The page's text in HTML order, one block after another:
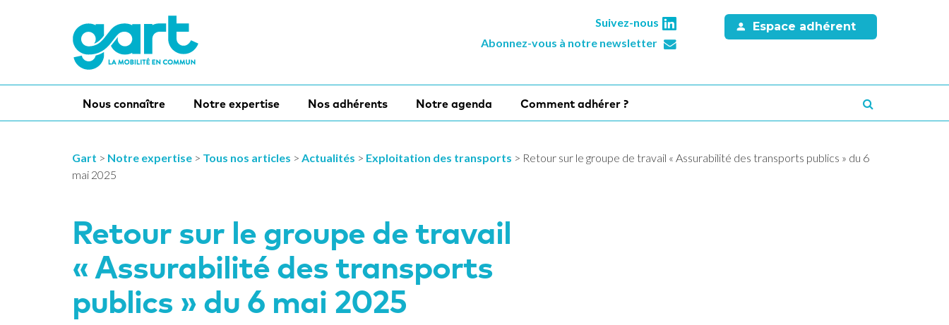
Suivez-nous
Abonnez-vous à notre newsletter
Espace adhérent
Nous connaître Notre expertise Nos adhérents Notre agenda Comment adhérer ?
Gart > Notre expertise > Tous nos articles > Actualités > Exploitation des transports > Retour sur le groupe de travail « Assurabilité des transports publics » du 6
mai 2025
Retour sur le groupe de travail
« Assurabilité des transports
publics » du 6 mai 2025